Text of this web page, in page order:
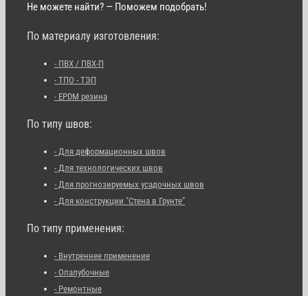
Не можете найти? — Поможем подобрать!
По материалу изготовления:
- ПВХ / ПВХ-П
- ТПО - ТЭП
- EPDM резина
По типу швов:
- Для деформационных швов
- Для технологических швов
- Для прогнозируемых усадочных швов
- Для конструкции "Стена в Грунте"
По типу применения:
- Внутреннее применение
- Опалубочные
- Ремонтные